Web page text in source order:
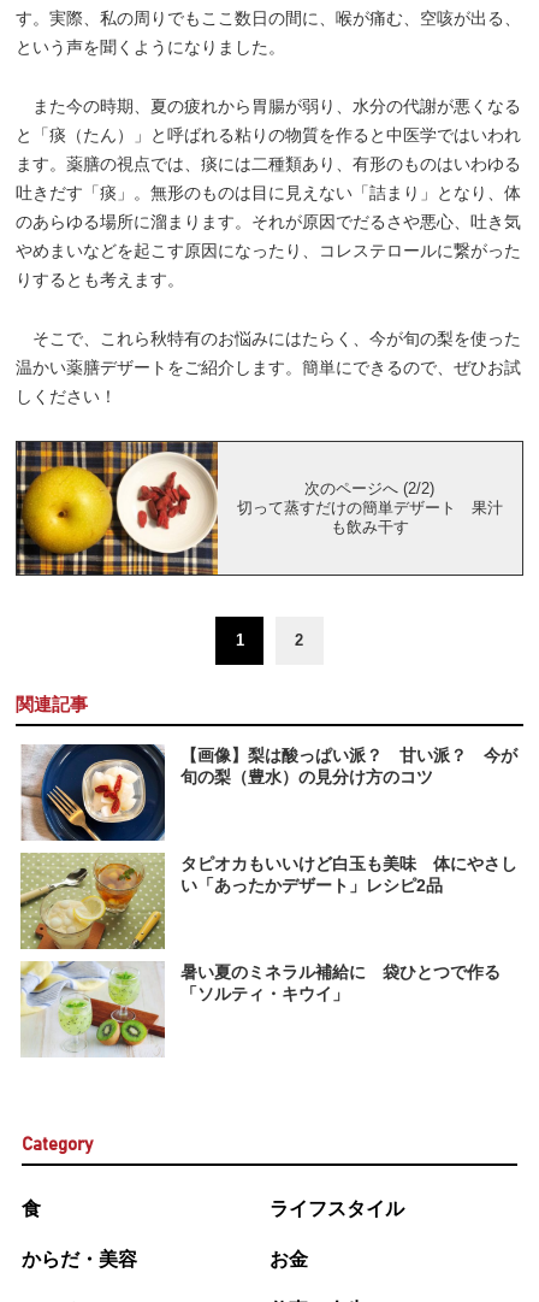
す。実際、私の周りでもここ数日の間に、喉が痛む、空咳が出る、
という声を聞くようになりました。
また今の時期、夏の疲れから胃腸が弱り、水分の代謝が悪くなる
と「痰（たん）」と呼ばれる粘りの物質を作ると中医学ではいわれ
ます。薬膳の視点では、痰には二種類あり、有形のものはいわゆる
吐きだす「痰」。無形のものは目に見えない「詰まり」となり、体
のあらゆる場所に溜まります。それが原因でだるさや悪心、吐き気
やめまいなどを起こす原因になったり、コレステロールに繋がった
りするとも考えます。
そこで、これら秋特有のお悩みにはたらく、今が旬の梨を使った
温かい薬膳デザートをご紹介します。簡単にできるので、ぜひお試
しください！
次のページへ (2/2)
切って蒸すだけの簡単デザート 果汁
も飲み干す
1 2
関連記事
【画像】梨は酸っぱい派？ 甘い派？ 今が
旬の梨（豊水）の見分け方のコツ
タピオカもいいけど白玉も美味 体にやさし
い「あったかデザート」レシピ2品
暑い夏のミネラル補給に 袋ひとつで作る
「ソルティ・キウイ」
Category
食 ライフスタイル
からだ・美容 お金